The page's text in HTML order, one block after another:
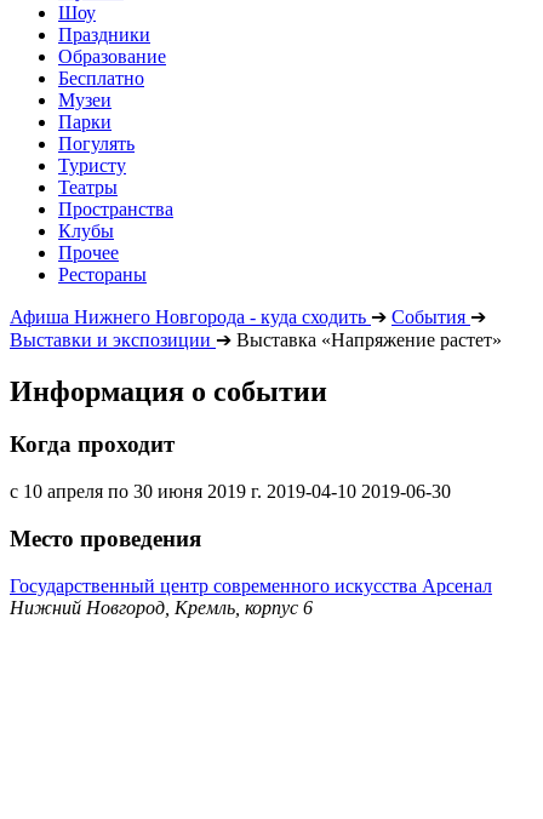
Шоу
Праздники
Образование
Бесплатно
Музеи
Парки
Погулять
Туристу
Театры
Пространства
Клубы
Прочее
Рестораны
Афиша Нижнего Новгорода - куда сходить ➔ События ➔
Выставки и экспозиции ➔ Выставка «Напряжение растет»
Информация о событии
Когда проходит
с 10 апреля по 30 июня 2019 г. 2019-04-10 2019-06-30
Место проведения
Государственный центр современного искусства Арсенал
Нижний Новгород, Кремль, корпус 6